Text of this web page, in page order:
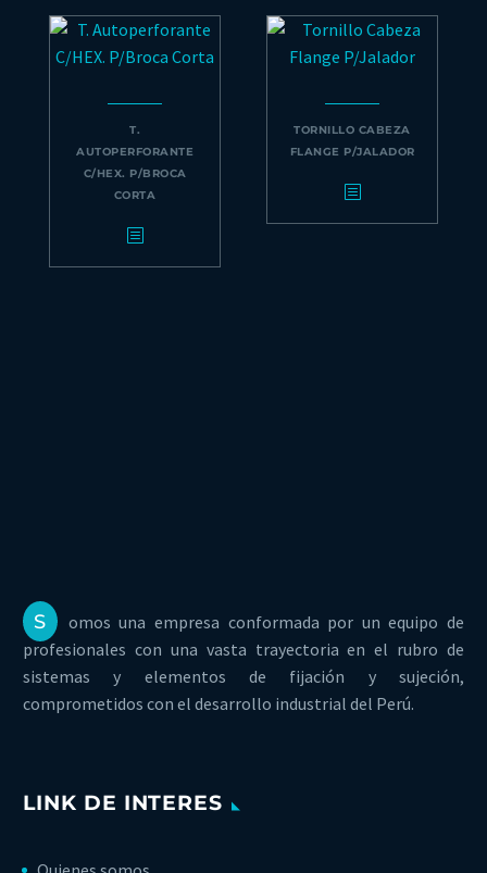
T.
AUTOPERFORANTE
C/HEX. P/BROCA
CORTA
TORNILLO CABEZA
FLANGE P/JALADOR
S
omos una empresa conformada por un equipo de
profesionales con una vasta trayectoria en el rubro de
sistemas y elementos de fijación y sujeción,
comprometidos con el desarrollo industrial del Perú.
LINK DE INTERES